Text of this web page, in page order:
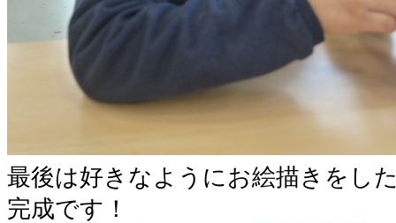
最後は好きなようにお絵描きをし
完成です！